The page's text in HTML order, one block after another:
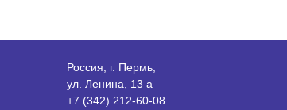
Россия, г. Пермь,
ул. Ленина, 13 а
+7 (342) 212-60-08